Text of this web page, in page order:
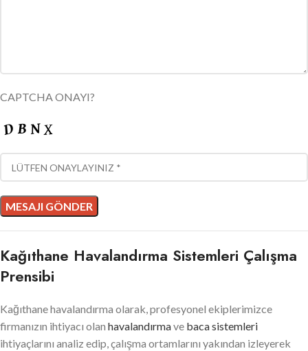
CAPTCHA ONAYI?
Kağıthane Havalandırma Sistemleri Çalışma
Prensibi
Kağıthane havalandırma olarak, profesyonel ekiplerimizce
firmanızın ihtiyacı olan havalandırmave baca sistemleri
ihtiyaçlarını analiz edip, çalışma ortamlarını yakından izleyerek